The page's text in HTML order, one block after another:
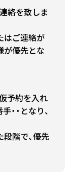
絡を致しま
はご連絡が
が優先とな
予約を入れ
・・となり、
階で、優先